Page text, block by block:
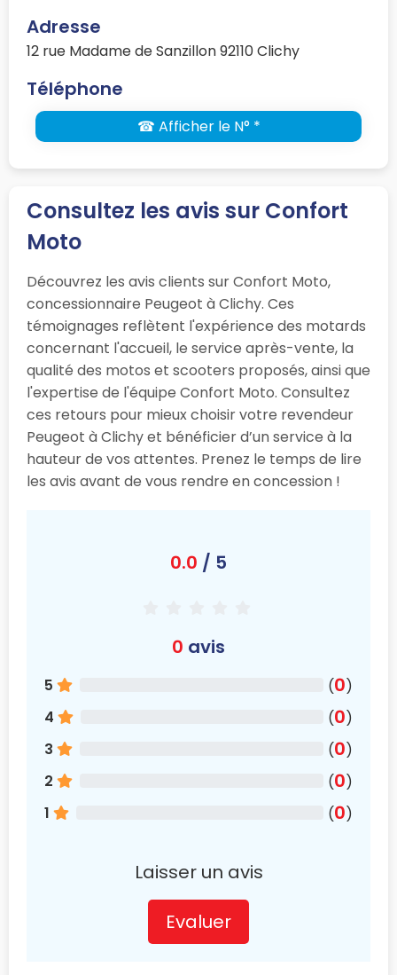
Adresse
12 rue Madame de Sanzillon 92110 Clichy
Téléphone
☎ Afficher le N° *
Consultez les avis sur Confort
Moto
Découvrez les avis clients sur Confort Moto,
concessionnaire Peugeot à Clichy. Ces
témoignages reflètent l'expérience des motards
concernant l'accueil, le service après-vente, la
qualité des motos et scooters proposés, ainsi que
l'expertise de l'équipe Confort Moto. Consultez
ces retours pour mieux choisir votre revendeur
Peugeot à Clichy et bénéficier d’un service à la
hauteur de vos attentes. Prenez le temps de lire
les avis avant de vous rendre en concession !
0.0 / 5
0 avis
5 (0)
4
(0)
3
(0)
2
(0)
1
(0)
Laisser un avis
Evaluer